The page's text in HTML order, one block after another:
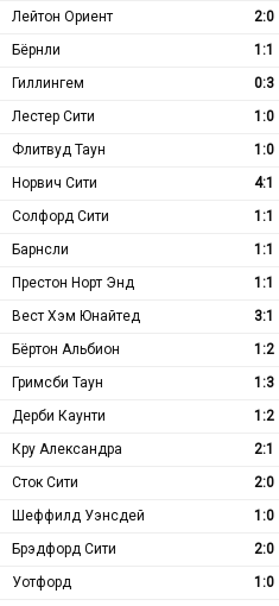
Лейтон Ориент
2:0
Бёрнли
1:1
Гиллингем
0:3
Лестер Сити
1:0
Флитвуд Таун
1:0
Норвич Сити
4:1
Солфорд Сити
1:1
Барнсли
1:1
Престон Норт Энд
1:1
Вест Хэм Юнайтед
3:1
Бёртон Альбион
1:2
Гримсби Таун
1:3
Дерби Каунти
1:2
Кру Александра
2:1
Сток Сити
2:0
Шеффилд Уэнсдей
1:0
Брэдфорд Сити
2:0
Уотфорд
1:0